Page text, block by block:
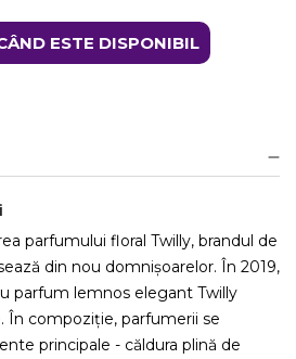
ESTE DISPONIBIL
parfumului floral Twilly, brandul de
din nou domnișoarelor. În 2019,
parfum lemnos elegant Twilly
În compoziție, parfumerii se
principale - căldura plină de